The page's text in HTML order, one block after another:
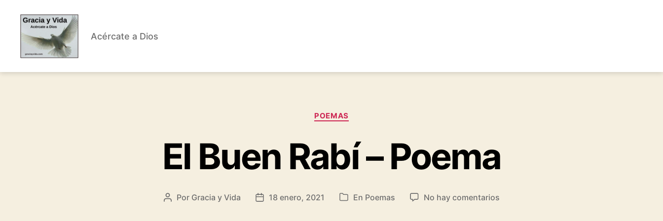
y
Acércate a Dios
Categorías
POEMAS
El Buen Rabí – Poema
Autor
Por Gracia y Vida
Fecha18 enero, 2021 Categorías
En Poemas No hay comentariosen